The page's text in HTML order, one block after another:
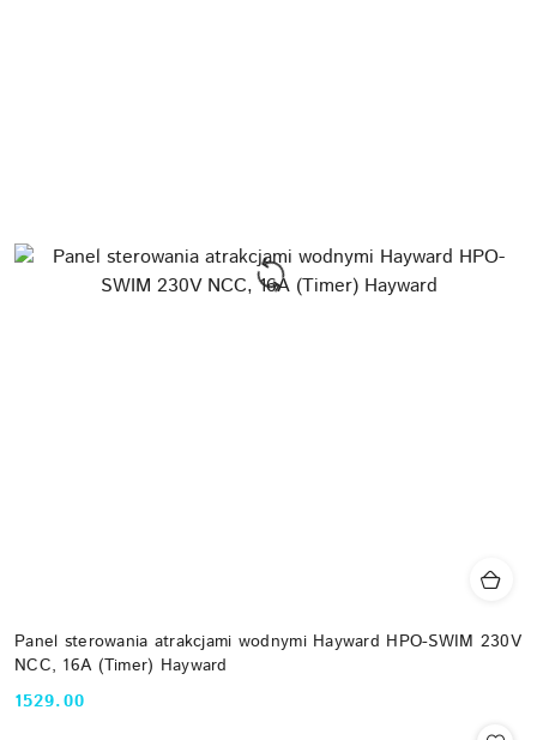
Panel sterowania atrakcjami wodnymi Hayward HPO-SWIM 230V
NCC, 16A (Timer) Hayward
Cena:
1529.00